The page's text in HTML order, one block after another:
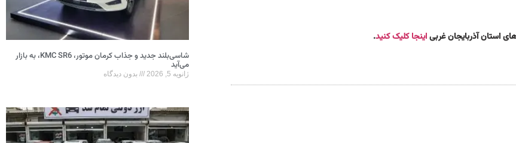
استان آذربایجان غربیاینجا کلیک کنید.
شاسی‌بلند جدید و جذاب کرمان موتور، KMC SR6، به بازار
می‌آید
ژانویه 5, 2026 بدون دیدگاه